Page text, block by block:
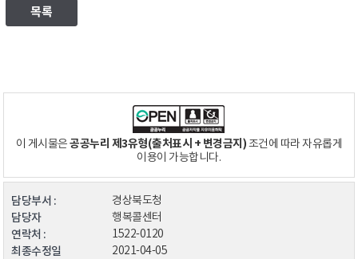
목록
이 게시물은공공누리 제3유형(출처표시 + 변경금지)조건에 따라 자유롭게
이용이 가능합니다.
담당부서 : 경상북도청
담당자 행복콜센터
연락처 : 1522-0120
최종수정일 2021-04-05